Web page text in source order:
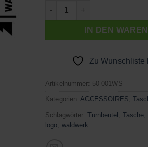
TURNBEUTEL WILDSAU
IN DEN
Zu Wunschliste
Artikelnummer: 50 001WS
Kategorien: ACCESSOIRES
Schlagwörter: Turnbeutel Tasche
logo waldwerk